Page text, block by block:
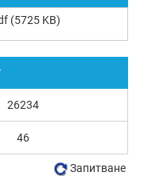
(5725 KB)
26234
46
Запитване